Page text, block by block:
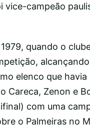
vice-campeão
quando o
elenco que havia
Careca, Zenon e
com uma
o Palmeiras no